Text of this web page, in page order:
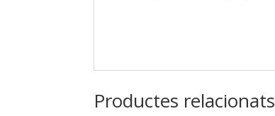
Productes relacionats